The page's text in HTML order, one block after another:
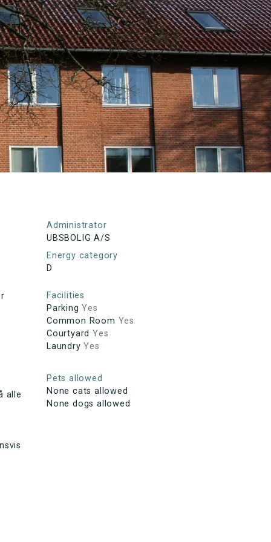
alle
Administrator
UBSBOLIG A/S
Energy category
D
Facilities
Parking Yes
Common Room Yes
Courtyard Yes
Laundry Yes
Pets allowed
None cats allowed
None dogs allowed